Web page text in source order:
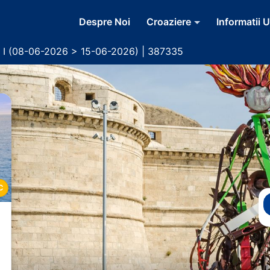
Despre Noi Croaziere Informatii
I (08-06-2026 > 15-06-2026) | 387335